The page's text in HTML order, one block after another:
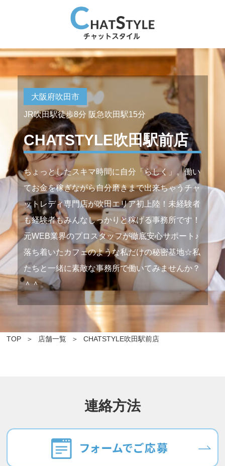
大阪府吹田市
JR吹田駅徒歩8分 阪急吹田駅15分
CHATSTYLE吹田駅前店
ちょっとしたスキマ時間に自分「らしく」。働い
てお金を稼ぎながら自分磨きまで出来ちゃうチャ
ットレディ専門店が吹田エリア初上陸！未経験者
も経験者もみんなしっかりと稼げる事務所です！
元WEB業界のプロスタッフが徹底安心サポート♪
落ち着いたカフェのような私だけの秘密基地☆私
たちと一緒に素敵な事務所で働いてみませんか？
＾＾
TOP 店舗一覧 CHATSTYLE吹田駅前店
連絡方法